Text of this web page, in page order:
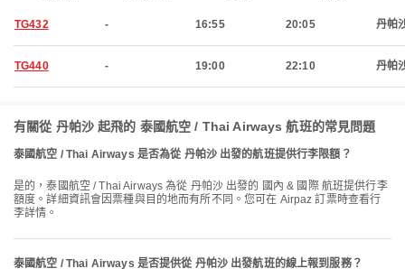
TG432 - 16:55 20:05 丹帕
TG440 - 19:00 22:10 丹帕
有關從 丹帕沙 起飛的 泰國航空 / Thai Airways 航班的常見問題
泰國航空 / Thai Airways 是否為從 丹帕沙 出發的航班提供行李限額？
是的，泰國航空 / Thai Airways 為從 丹帕沙 出發的 國內 & 國際 航班提供行李
額度。詳細資訊會因票種與目的地而有所不同。您可在 Airpaz 訂票時查看行
李詳情。
泰國航空 / Thai Airways 是否提供從 丹帕沙 出發航班的線上報到服務？